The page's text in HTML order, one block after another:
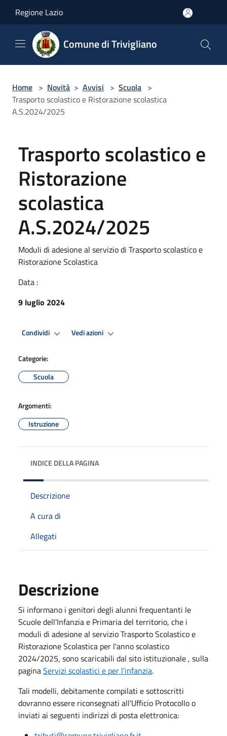
Regione Lazio
Comune di Trivigliano
Home > Novità > Avvisi > Scuola >
Trasporto scolastico e Ristorazione scolastica
A.S.2024/2025
Trasporto scolastico e
Ristorazione
scolastica
A.S.2024/2025
Moduli di adesione al servizio di Trasporto scolastico e
Ristorazione Scolastica
Data :
9 luglio 2024
Condividi Vedi azioni
Categorie:
Scuola
Argomenti:
Istruzione
INDICE DELLA PAGINA
Descrizione
A cura di
Allegati
Descrizione
Si informano i genitori degli alunni frequentanti le
Scuole dell'Infanzia e Primaria del territorio, che i
moduli di adesione al servizio Trasporto Scolastico e
Ristorazione Scolastica per l'anno scolastico
2024/2025, sono scaricabili dal sito istituzionale , sulla
paginaServizi scolastici e per l'infanzia.
Tali modelli, debitamente compilati e sottoscritti
dovranno essere riconsegnati all'Ufficio Protocollo o
inviati ai seguenti indirizzi di posta elettronica: